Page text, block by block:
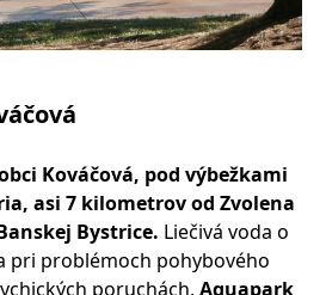
Kováčová, pod výbežkami
asi 7 kilometrov od Zvolena
Bystrice. Liečivá voda o
pri problémoch pohybového
poruchách. Aquapark